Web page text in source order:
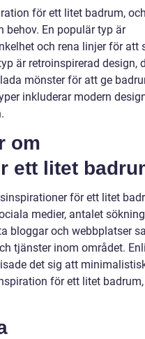
för ett litet badrum,
behov. En populär typ är
och rena linjer för att
är retroinspirerad design,
mönster för att ge
inkluderar modern
om
ett litet
för ett litet
medier, antalet
bloggar och webbplatser
tjänster inom området.
det sig att
för ett litet